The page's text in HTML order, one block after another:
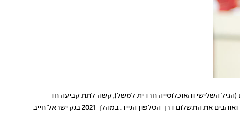
(הגיל השלישי והאוכלוסייה חרדית למשל), קשה לתת קביעה חד
משמעית אם המגמה האירופאית של אחוזים גבוהים למעבר לארנקים דיגיטליים יקרה בקרוב בארץ. נכון להיום אפשר לראות שהצרכנים אימצו ואוהבים את התשלום דרך הטלפון הנייד. במהלך 2021 בנק ישראל חייב